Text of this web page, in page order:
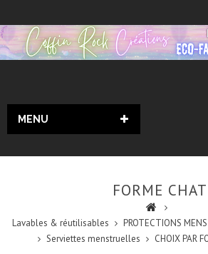
MENU
FORME CHAT
Lavables & réutilisables
PROTECTIONS
Serviettes menstruelles
CHOIX PAR